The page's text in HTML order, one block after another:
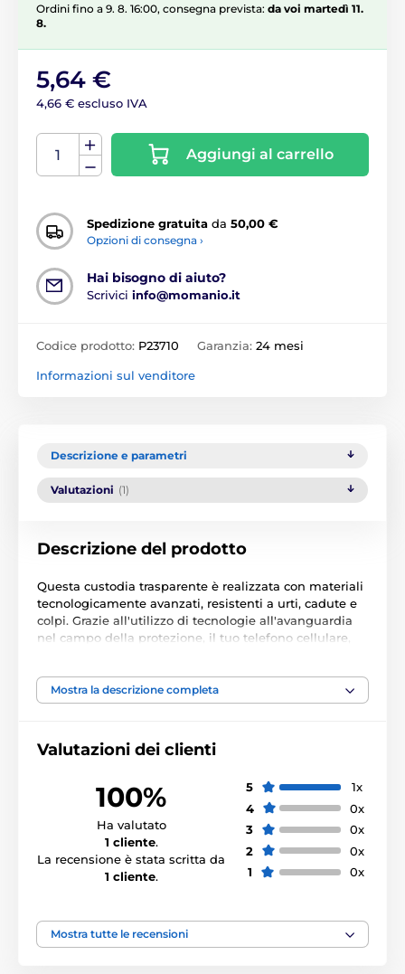
Ordini fino a 9. 8. 16:00, consegna prevista: da voi martedì 11.
8.
5,64 €
4,66 € escluso IVA
Aggiungi al carrello
Spedizione gratuita da 50,00 €
Opzioni di consegna ›
Hai bisogno di aiuto?
Scrivici info@momanio.it
Codice prodotto: P23710 Garanzia: 24 mesi
Informazioni sul venditore
Descrizione e parametri
Valutazioni (1)
Descrizione del prodotto
Questa custodia trasparente è realizzata con materiali
tecnologicamente avanzati, resistenti a urti, cadute e
colpi. Grazie all'utilizzo di tecnologie all'avanguardia
nel campo della protezione, il tuo telefono cellulare,
Il suo design trasparente permette di vedere il design
profilo elegante e sottile della custodia garantisce una
Il prodotto è incluso nelle categorie
Altro
Mostra la descrizione completa
Valutazioni dei clienti
100%
Ha valutato
1 cliente.
La recensione è stata scritta da
1 cliente.
5
1x
4
0x
3
0x
2
0x
1
0x
Mostra tutte le recensioni